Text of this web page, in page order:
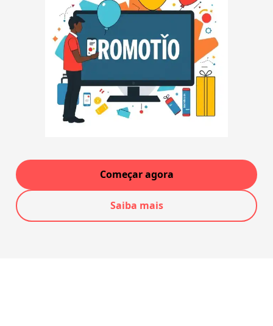
Começar agora
Saiba mais